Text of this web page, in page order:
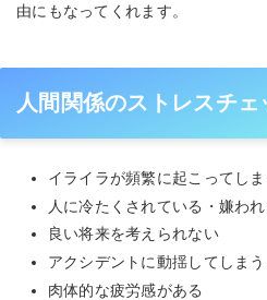
由にもなってくれます。
人間関係のストレスチ
イライラが頻繁に起こってしま
人に冷たくされている・嫌わ
良い将来を考えられない
アクシデントに動揺してしま
肉体的な疲労感がある